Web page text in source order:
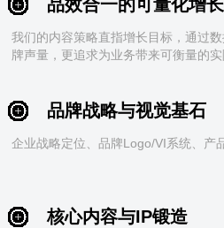
品效合一的可量化增
我们的内容策略直指增长目标，通过
牌声量，更追求为业务带来可衡量的实
品牌战略与视觉基石
企业战略定位、品牌Logo/VI系统、产
核心内容与IP锻造